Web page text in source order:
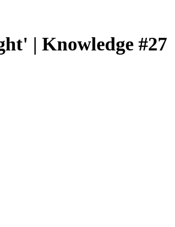
| Knowledge #27